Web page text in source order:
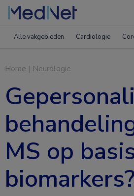
Alle vakgebieden Cardiologie
Home | Neurologie
MS op
biomarkers?